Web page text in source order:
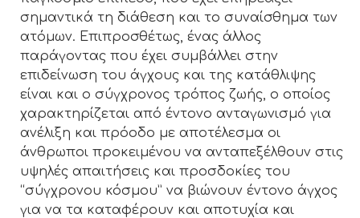
σημαντικά τη διάθεση και το συναίσθημα των
ατόμων. Επιπροσθέτως, ένας άλλος
παράγοντας που έχει συμβάλλει στην
επιδείνωση του άγχους και της κατάθλιψης
είναι και ο σύγχρονος τρόπος ζωής, ο οποίος
χαρακτηρίζεται από έντονο ανταγωνισμό για
ανέλιξη και πρόοδο με αποτέλεσμα οι
άνθρωποι προκειμένου να ανταπεξέλθουν στις
υψηλές απαιτήσεις και προσδοκίες του
“σύγχρονου κόσμου” να βιώνουν έντονο άγχος
για να τα καταφέρουν και αποτυχία και